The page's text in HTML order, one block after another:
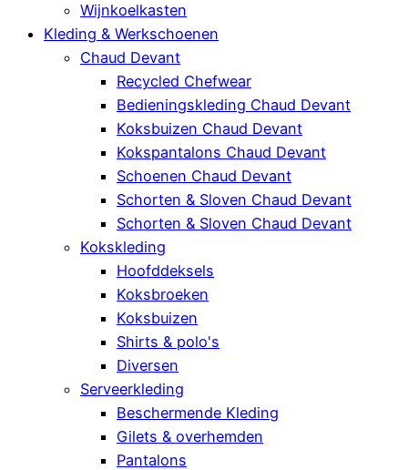
Wijnkoelkasten
Kleding & Werkschoenen
Chaud Devant
Recycled Chefwear
Bedieningskleding Chaud Devant
Koksbuizen Chaud Devant
Kokspantalons Chaud Devant
Schoenen Chaud Devant
Schorten & Sloven Chaud Devant
Schorten & Sloven Chaud Devant
Kokskleding
Hoofddeksels
Koksbroeken
Koksbuizen
Shirts & polo's
Diversen
Serveerkleding
Beschermende Kleding
Gilets & overhemden
Pantalons